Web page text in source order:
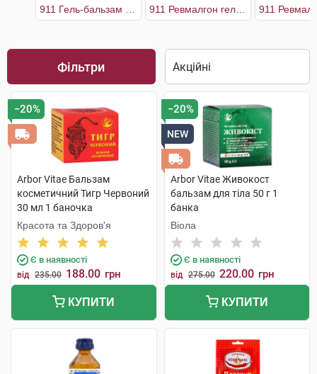
Фільтри
−20%
Arbor Vitae Бальзам
косметичний Тигр Червоний
30 мл 1 баночка
Красота та Здоров'я
Є в наявності
від 235.00 188.00 грн
КУПИТИ
−20%
NEW
Arbor Vitae Живокост
бальзам для тіла 50 г 1
банка
Віола
Є в наявності
від 275.00 220.00 грн
КУПИТИ